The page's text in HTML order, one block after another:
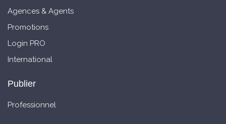
Agences & Agents
Promotions
Login PRO
International
Publier
Professionnel